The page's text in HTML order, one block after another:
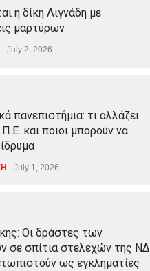
η δίκη Λιγνάδη με
μαρτύρων
July 2, 2026
πανεπιστήμια: τι αλλάζει
και ποιοι μπορούν να
July 1, 2026
Οι δράστες των
σε σπίτια στελεχών της ΝΔ
ως εγκληματίες